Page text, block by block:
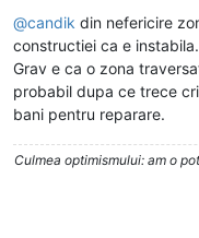
@candik din nefericire
constructiei ca e instabila.
Grav e ca o zona
probabil dupa ce trece
bani pentru reparare.
Culmea optimismului: am o